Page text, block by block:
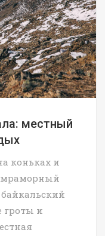
местный
коньках и
мраморный
гроты и